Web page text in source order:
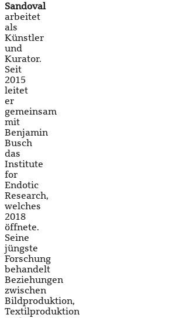
Sandoval
arbeitet
als
Künstler
und
Kurator.
Seit
2015
leitet
er
gemeinsam
mit
Benjamin
Busch
das
Institute
for
Endotic
Research,
welches
2018
öffnete.
Seine
jüngste
Forschung
behandelt
Beziehungen
zwischen
Bildproduktion,
Textilproduktion